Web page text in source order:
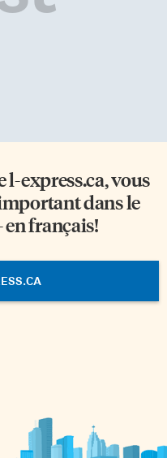
l-express.ca, vous
dans le
français!